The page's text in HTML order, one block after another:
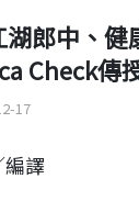
郎中、健
Check傳
17
譯